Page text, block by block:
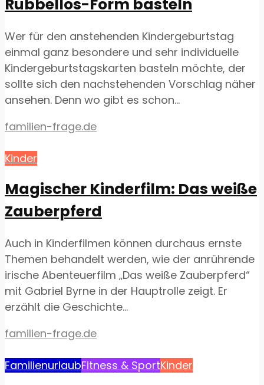
Rubbellos-Form basteln
Wer für den anstehenden Kindergeburtstag
einmal ganz besondere und sehr individuelle
Kindergeburtstagskarten basteln möchte, der
sollte sich den nachstehenden Vorschlag näher
ansehen. Denn wo gibt es schon...
familien-frage.de
Kinder
Magischer Kinderfilm: Das weiße
Zauberpferd
Auch in Kinderfilmen können durchaus ernste
Themen behandelt werden, wie der anrührende
irische Abenteuerfilm „Das weiße Zauberpferd“
mit Gabriel Byrne in der Hauptrolle zeigt. Er
erzählt die Geschichte...
familien-frage.de
FamilienurlaubFitness & SportKinder